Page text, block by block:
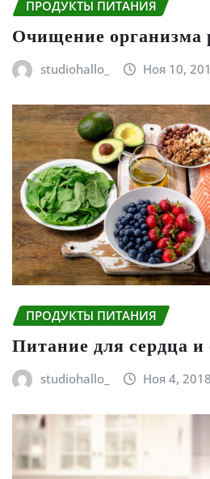
ПРОДУКТЫ ПИТАНИЯ
Очищение организма
studiohallo_ Ноя 10,
ПРОДУКТЫ ПИТАНИЯ
Питание для сердца и
studiohallo_ Ноя 4, 2018